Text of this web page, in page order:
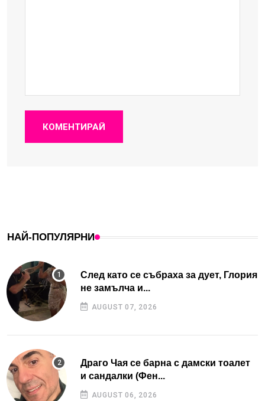
КОМЕНТИРАЙ
НАЙ-ПОПУЛЯРНИ
След като се събраха за дует, Глория
не замълча и...
AUGUST 07, 2026
Драго Чая се барна с дамски тоалет
и сандалки (Фен...
AUGUST 06, 2026